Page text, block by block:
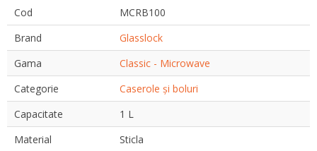
Cod
MCRB100
Brand
Glasslock
Gama
Classic - Microwave
Categorie
Caserole și boluri
Capacitate
1 L
Material
Sticla